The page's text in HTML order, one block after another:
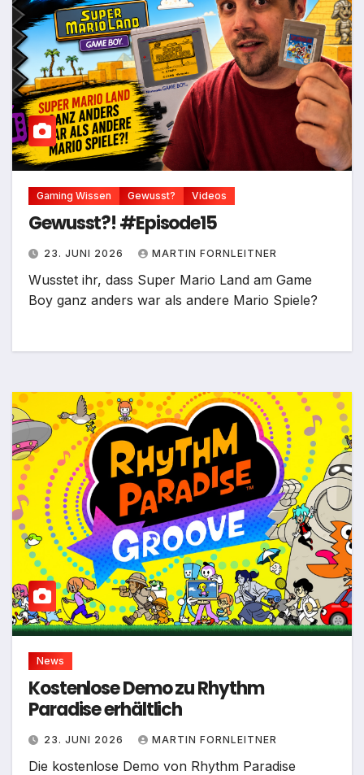
Gaming Wissen Gewusst? Videos
Gewusst?! #Episode15
23. JUNI 2026 MARTIN FORNLEITNER
Wusstet ihr, dass Super Mario Land am Game
Boy ganz anders war als andere Mario Spiele?
News
Kostenlose Demo zu Rhythm
Paradise erhältlich
23. JUNI 2026 MARTIN FORNLEITNER
Die kostenlose Demo von Rhythm Paradise